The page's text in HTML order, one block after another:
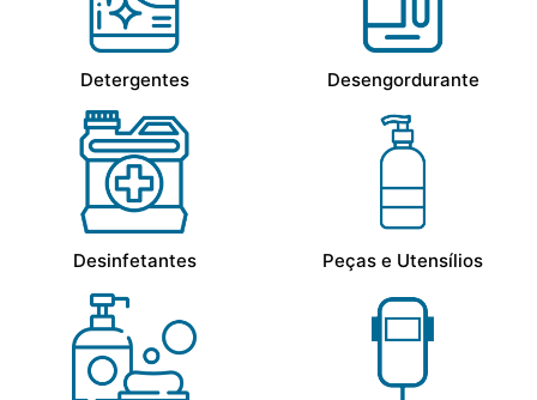
Detergentes Desengordurante
Desinfetantes Peças e Utensílios